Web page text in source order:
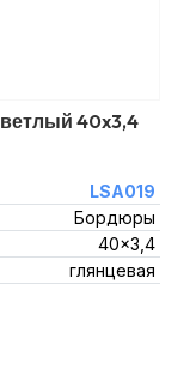
40x3,4
LSA019
Бордюры
40x3,4
глянцевая